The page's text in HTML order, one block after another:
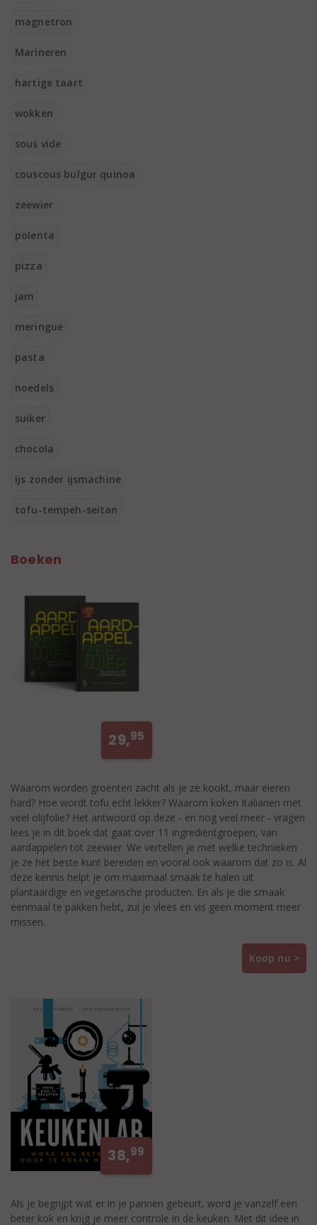
magnetron
Marineren
hartige taart
wokken
sous vide
couscous bulgur quinoa
zeewier
polenta
pizza
jam
meringue
pasta
noedels
suiker
chocola
ijs zonder ijsmachine
tofu-tempeh-seitan
Boeken
29,95
Waarom worden groenten zacht als je ze kookt, maar eieren
hard? Hoe wordt tofu echt lekker? Waarom koken Italianen met
veel olijfolie? Het antwoord op deze - en nog veel meer - vragen
lees je in dit boek dat gaat over 11 ingrediëntgroepen, van
aardappelen tot zeewier. We vertellen je met welke technieken
je ze het beste kunt bereiden en vooral ook waarom dat zo is. Al
deze kennis helpt je om maximaal smaak te halen uit
plantaardige en vegetarische producten. En als je die smaak
eenmaal te pakken hebt, zul je vlees en vis geen moment meer
missen.
Koop nu >
38,99
Als je begrijpt wat er in je pannen gebeurt, word je vanzelf een
beter kok en krijg je meer controle in de keuken. Met dit idee in